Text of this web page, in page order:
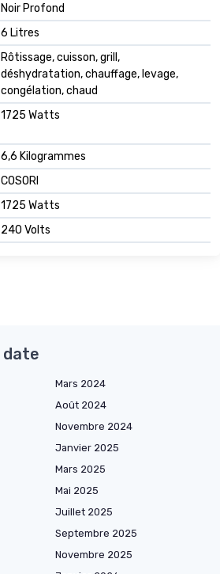
Noir Profond
6 Litres
Rôtissage, cuisson, grill,
déshydratation, chauffage, levage,
congélation, chaud
1725 Watts
6,6 Kilogrammes
COSORI
1725 Watts
240 Volts
date
Mars 2024
Août 2024
Novembre 2024
Janvier 2025
Mars 2025
Mai 2025
Juillet 2025
Septembre 2025
Novembre 2025